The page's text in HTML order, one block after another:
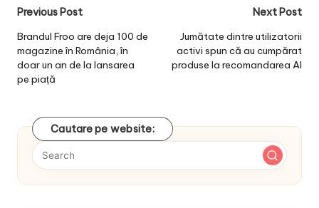
Post
navigation
Previous Post
Brandul Froo are deja 100 de
magazine în România, în
doar un an de la lansarea
pe piață
Next Post
Jumătate dintre utilizatorii
activi spun că au cumpărat
produse la recomandarea AI
Cautare pe website: